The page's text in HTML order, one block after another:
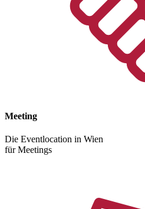
Meeting
Die Eventlocation in Wien
für Meetings